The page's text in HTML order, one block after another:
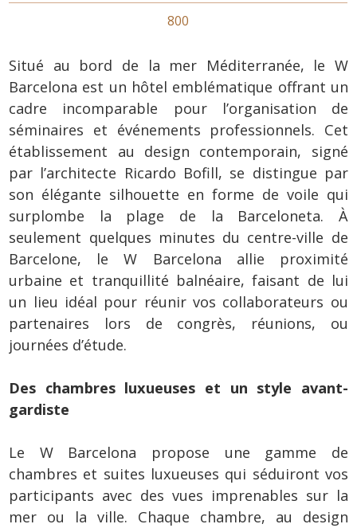
800
Situé au bord de la mer Méditerranée, le W
Barcelona est un hôtel emblématique offrant un
cadre incomparable pour l’organisation de
séminaires et événements professionnels. Cet
établissement au design contemporain, signé
par l’architecte Ricardo Bofill, se distingue par
son élégante silhouette en forme de voile qui
surplombe la plage de la Barceloneta. À
seulement quelques minutes du centre-ville de
Barcelone, le W Barcelona allie proximité
urbaine et tranquillité balnéaire, faisant de lui
un lieu idéal pour réunir vos collaborateurs ou
partenaires lors de congrès, réunions, ou
journées d’étude.
Des chambres luxueuses et un style avant-
gardiste
Le W Barcelona propose une gamme de
chambres et suites luxueuses qui séduiront vos
participants avec des vues imprenables sur la
mer ou la ville. Chaque chambre, au design